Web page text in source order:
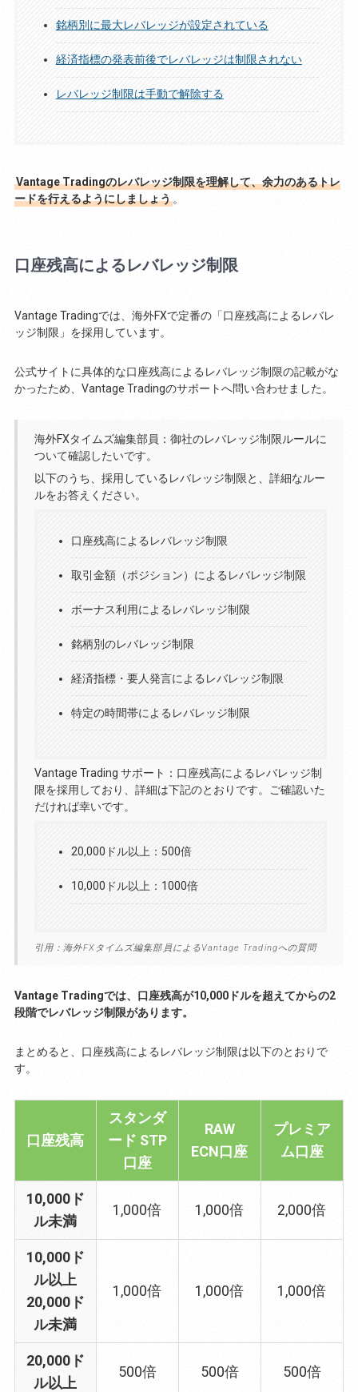
銘柄別に最大レバレッジが設定されている
経済指標の発表前後でレバレッジは制限されない
レバレッジ制限は手動で解除する
Vantage Tradingのレバレッジ制限を理解して、余力のあるトレ
ードを行えるようにしましょう。
口座残高によるレバレッジ制限
Vantage Tradingでは、海外FXで定番の「口座残高によるレバレ
ッジ制限」を採用しています。
公式サイトに具体的な口座残高によるレバレッジ制限の記載がな
かったため、Vantage Tradingのサポートへ問い合わせました。
海外FXタイムズ編集部員：御社のレバレッジ制限ルールに
ついて確認したいです。
以下のうち、採用しているレバレッジ制限と、詳細なルー
ルをお答えください。
口座残高によるレバレッジ制限
取引金額（ポジション）によるレバレッジ制限
ボーナス利用によるレバレッジ制限
銘柄別のレバレッジ制限
経済指標・要人発言によるレバレッジ制限
特定の時間帯によるレバレッジ制限
Vantage Trading サポート：口座残高によるレバレッジ制
限を採用しており、詳細は下記のとおりです。ご確認いた
だければ幸いです。
20,000ドル以上：500倍
10,000ドル以上：1000倍
引用：海外FXタイムズ編集部員によるVantage Tradingへの質問
Vantage Tradingでは、口座残高が10,000ドルを超えてからの2
段階でレバレッジ制限があります。
まとめると、口座残高によるレバレッジ制限は以下のとおりで
す。
口座残高
スタンダ
ード STP
口座
RAW
ECN口座
プレミア
ム口座
10,000ド
ル未満
1,000倍 1,000倍 2,000倍
10,000ド
ル以上
20,000ド
ル未満
1,000倍 1,000倍 1,000倍
20,000ド
ル以上
500倍 500倍 500倍